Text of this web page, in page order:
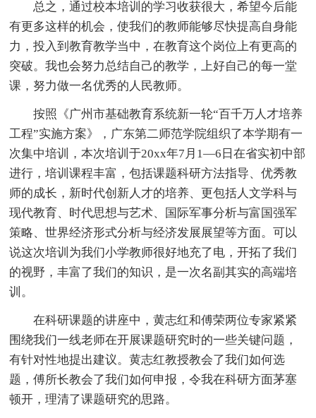
总之，通过校本培训的学习收获很大，希望今后能
有更多这样的机会，使我们的教师能够尽快提高自身能
力，投入到教育教学当中，在教育这个岗位上有更高的
突破。我也会努力总结自己的教学，上好自己的每一堂
课，努力做一名优秀的人民教师。
按照《广州市基础教育系统新一轮“百千万人才培养
工程”实施方案》，广东第二师范学院组织了本学期有一
次集中培训，本次培训于20xx年7月1—6日在省实初中部
进行，培训课程丰富，包括课题科研方法指导、优秀教
师的成长，新时代创新人才的培养、更包括人文学科与
现代教育、时代思想与艺术、国际军事分析与富国强军
策略、世界经济形式分析与经济发展展望等方面。可以
说这次培训为我们小学教师很好地充了电，开拓了我们
的视野，丰富了我们的知识，是一次名副其实的高端培
训。
在科研课题的讲座中，黄志红和傅荣两位专家紧紧
围绕我们一线老师在开展课题研究时的一些关键问题，
有针对性地提出建议。黄志红教授教会了我们如何选
题，傅所长教会了我们如何申报，令我在科研方面茅塞
顿开，理清了课题研究的思路。